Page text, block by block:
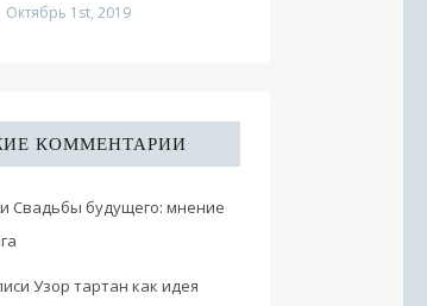
Октябрь 1st, 2019
КОММЕНТАРИИ
Свадьбы будущего: мнение
Узор тартан как идея